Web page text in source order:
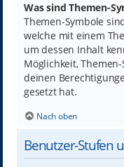
Was sind Themen-
Themen-Symbole
welche mit einem
um dessen Inhalt
Möglichkeit,
deinen
gesetzt hat.
Nach oben
Benutzer-Stufen